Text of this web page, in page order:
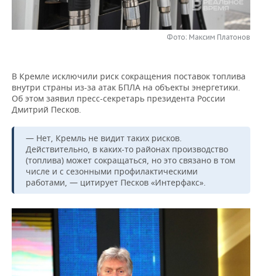
ЭНЕРГЕТИКА
ТЕЛЕКОММУНИКАЦИИ
БИЗНЕС-БРАНЧИ
ОТКРЫТАЯ ЛЕКЦИЯ
ФУТБОЛ
БАСКЕТБОЛ
ВОЛЕЙБОЛ
ФИГУРНОЕ КАТАНИЕ
ВОДНЫЕ ВИДЫ СПОРТА
ХОККЕЙ С МЯЧОМ
НОВОСТИ ОБЩЕСТВА
ИНФРАСТРУКТУРА
ИСТОРИЯ
МЕДИЦИНА
ОБРАЗОВАНИЕ
ПРОИСШЕСТВИЯ
ФОТОГАЛЕРЕЯ
СПРАВОЧНИК
СПИСОК ПЕРСОН
ПОЛНАЯ ВЕРСИЯ
Фото: Максим Платонов
В Кремле исключили риск сокращения поставок топлива
внутри страны из-за атак БПЛА на объекты энергетики.
Об этом заявил пресс-секретарь президента России
Дмитрий Песков.
— Нет, Кремль не видит таких рисков.
Действительно, в каких-то районах производство
(топлива) может сокращаться, но это связано в том
числе и с сезонными профилактическими
работами, — цитирует Песков «Интерфакс».